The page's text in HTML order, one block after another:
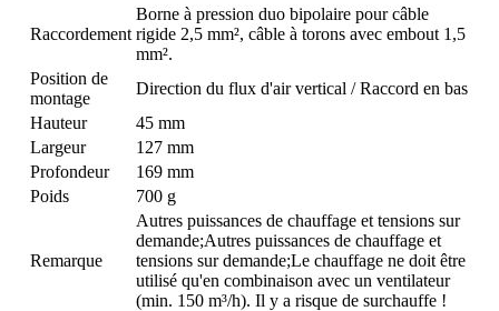
Raccordement
Borne à pression duo bipolaire pour câble
rigide 2,5 mm², câble à torons avec embout 1,5
mm².
Position de
montage
Direction du flux d'air vertical / Raccord en bas
Hauteur
45 mm
Largeur
127 mm
Profondeur
169 mm
Poids
700 g
Remarque
Autres puissances de chauffage et tensions sur
demande;Autres puissances de chauffage et
tensions sur demande;Le chauffage ne doit être
utilisé qu'en combinaison avec un ventilateur
(min. 150 m³/h). Il y a risque de surchauffe !